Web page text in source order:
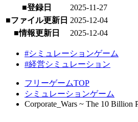
■登録日
2025-11-27
■ファイル更新日 2025-12-04
■情報更新日
2025-12-04
#シミュレーションゲーム
#経営シミュレーション
フリーゲームTOP
シミュレーションゲーム
Corporate_Wars ~ The 10 Billion